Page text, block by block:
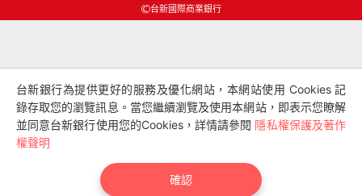
台新國際商業銀行
台新銀行為提供更好的服務及優化網站，本網站使用 Cookies 記
錄存取您的瀏覽訊息。當您繼續瀏覽及使用本網站，即表示您瞭解
並同意台新銀行使用您的Cookies，詳情請參閱 隱私權保護及著作
權聲明
確認